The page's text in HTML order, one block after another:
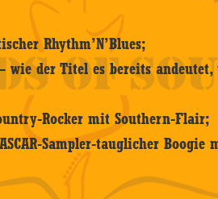
Rhythm’N’Blues;
wie der Titel es bereits andeutet,
Rocker mit Southern-Flair;
Sampler-tauglicher Boogie